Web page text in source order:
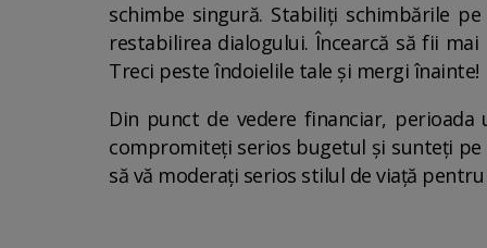
schimbe singură. Stabiliți schimbările
restabilirea dialogului. Încearcă să fii
Treci peste îndoielile tale și mergi înainte!
Din punct de vedere financiar,
compromiteți serios bugetul și sunteți
să vă moderați serios stilul de viață